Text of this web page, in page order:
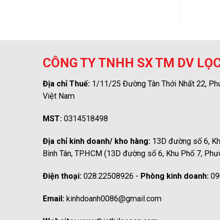
CÔNG TY TNHH SX TM DV
Địa chỉ Thuế: 1/11/25 Đường Tân Thới Nhất 22,
Việt Nam
MST: 0314518498
Địa chỉ kinh doanh/ kho hàng: 13D đường số 6,
Bình Tân, TP.HCM (13D đường số 6, Khu Phố 7,
Điện thoại: 028.22508926 - Phòng kinh doanh:
Email: kinhdoanh0086@gmail.com